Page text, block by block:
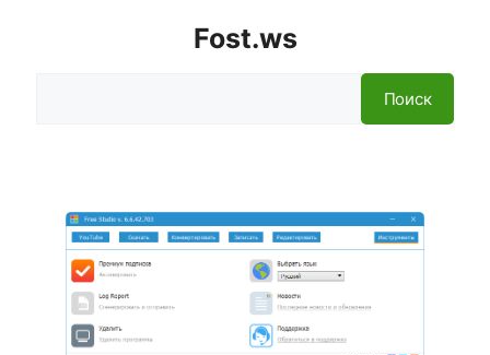
Fost.ws
Поиск